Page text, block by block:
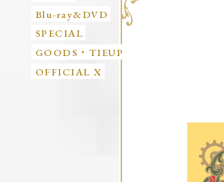
Blu-ray&DVD
SPECIAL
GOODS・TIEUP
OFFICIAL X